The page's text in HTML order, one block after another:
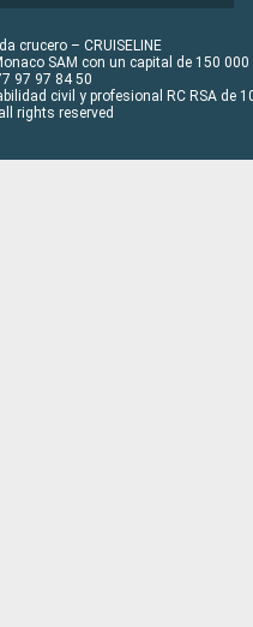
crucero – CRUISELINE
SAM con un capital de 150 000
97 97 84 50
civil y profesional RC RSA de
rights reserved